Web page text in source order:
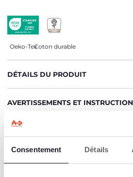
Consentement Détails
Oeko-TexCoton durable
DÉTAILS DU PRODUIT
AVERTISSEMENTS ET
Notre coton est… Durable !